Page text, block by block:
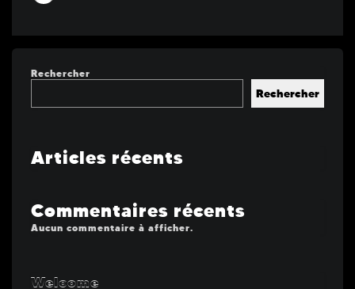
Rechercher
Rechercher
Articles récents
Commentaires récents
Aucun commentaire à afficher.
Welcome